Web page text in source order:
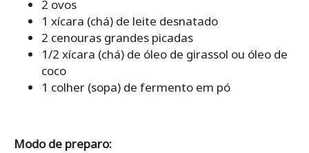
2 ovos
1 xícara (chá) de leite desnatado
2 cenouras grandes picadas
1/2 xícara (chá) de óleo de girassol ou óleo de
coco
1 colher (sopa) de fermento em pó
Modo de preparo: